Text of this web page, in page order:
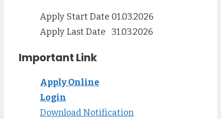
Apply Start Date 01.03.2026
Apply Last Date 31.03.2026
Important Link
Apply Online
Login
Download Notification